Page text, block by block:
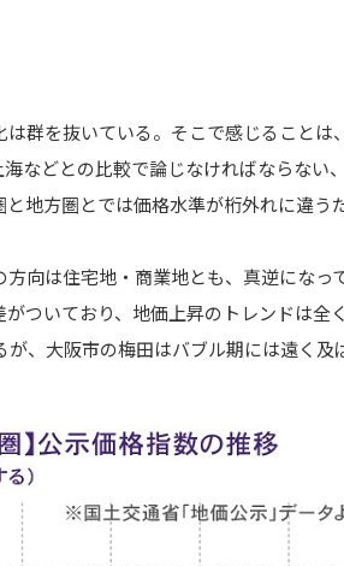
群を抜いている。そこで感じることは
などとの比較で論じなければならない
地方圏とでは価格水準が桁外れに違う
向は住宅地・商業地とも、真逆になっ
ついており、地価上昇のトレンドは全
、大阪市の梅田はバブル期には遠く及